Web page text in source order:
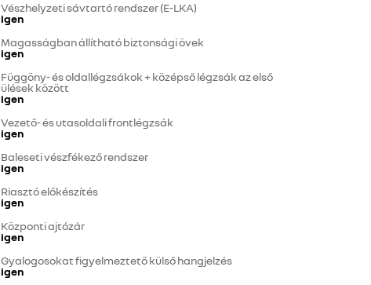
Vészhelyzeti sávtartó rendszer (E-LKA)
igen
Magasságban állítható biztonsági övek
igen
Függöny- és oldallégzsákok + középső légzsák az első
ülések között
igen
Vezető- és utasoldali frontlégzsák
igen
Baleseti vészfékező rendszer
igen
Riasztó előkészítés
igen
Központi ajtózár
igen
Gyalogosokat figyelmeztető külső hangjelzés
igen